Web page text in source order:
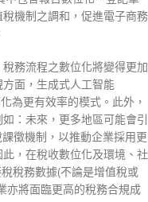
機制之調和，促進電子商務
務流程之數位化將變得更加
面，生成式人工智能
為更有效率的模式。此外，
：未來，更多地區可能會引
徵機制，以推動企業採用更
，在稅收數位化及環境、社
稅務數據(不論是增值稅或
亦將面臨更高的稅務合規成